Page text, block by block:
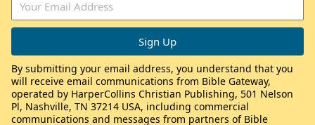
By submitting your email address, you understand that you
will receive email communications from Bible Gateway,
operated by HarperCollins Christian Publishing, 501 Nelson
Pl, Nashville, TN 37214 USA, including commercial
communications and messages from partners of Bible